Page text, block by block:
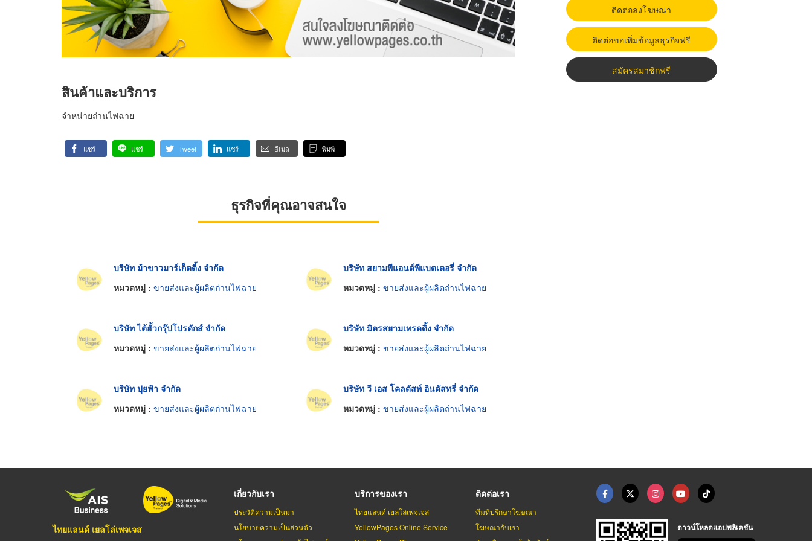
สินค้าและบริการ
จำหน่ายถ่านไฟฉาย
แชร์ แชร์ Tweet แชร์ อีเมล พิมพ์
ธุรกิจที่คุณอาจสนใจ
บริษัท ม้าขาวมาร์เก็ตติ้ง จำกัด
หมวดหมู่ : ขายส่งและผู้ผลิตถ่านไฟฉาย
บริษัท สยามพีแอนด์พีแบตเตอรี่ จำกัด
หมวดหมู่ : ขายส่งและผู้ผลิตถ่านไฟฉาย
บริษัท ไต้ฮั้วกรุ๊ปโปรดักส์ จำกัด
หมวดหมู่ : ขายส่งและผู้ผลิตถ่านไฟฉาย
บริษัท มิตรสยามเทรดดิ้ง จำกัด
หมวดหมู่ : ขายส่งและผู้ผลิตถ่านไฟฉาย
บริษัท ปุยฟ้า จำกัด
หมวดหมู่ : ขายส่งและผู้ผลิตถ่านไฟฉาย
บริษัท วี เอส โคลดัสท์ อินดัสทรี่ จำกัด
หมวดหมู่ : ขายส่งและผู้ผลิตถ่านไฟฉาย
ติดต่อลงโฆษณา
ติดต่อขอเพิ่มข้อมูลธุรกิจฟรี
สมัครสมาชิกฟรี
ไทยแลนด์ เยลโล่เพจเจส
เกี่ยวกับเรา
ประวัติความเป็นมา
นโยบายความเป็นส่วนตัว
บริการของเรา
ไทยแลนด์ เยลโล่เพจเจส
YellowPages Online Service
ติดต่อเรา
ทีมที่ปรึกษาโฆษณา
โฆษณากับเรา
ดาวน์โหลดแอปพลิเคชัน